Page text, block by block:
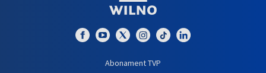
Abonament TVP